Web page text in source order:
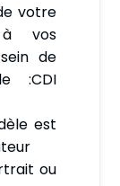
votre
à vos
de
:CDI
est
ou